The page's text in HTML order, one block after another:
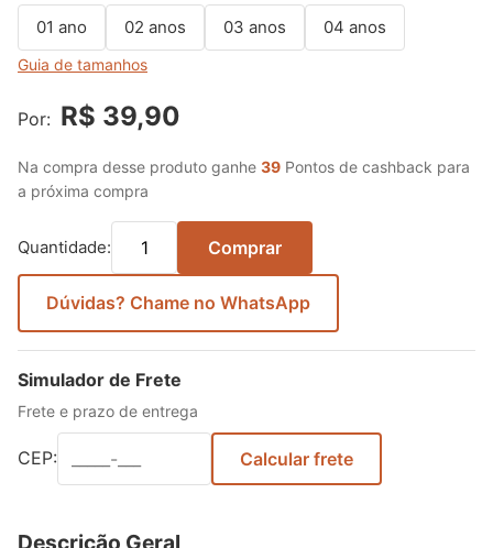
01 ano 02 anos 03 anos 04 anos
Guia de tamanhos
Por: R$ 39,90
Na compra desse produto ganhe 39 Pontos de cashback para
a próxima compra
Quantidade: Comprar
Dúvidas? Chame no WhatsApp
Simulador de Frete
Frete e prazo de entrega
CEP: Calcular frete
Descrição Geral